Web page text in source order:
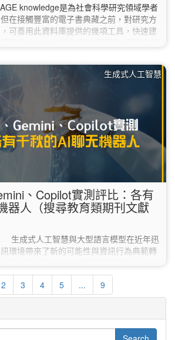
knowledge是為社會科學研究領域學者
在接觸豐富的電子書典藏之前，對研究方
可善用此資料庫提供的幾項工具，快速建
」，接著再點選頁面上方頁籤的
中有四個項目： 第一項：Methods Map
利用broader…
生成式人工智慧
、Copilot實測評比：各有
器人（搜尋教育類期刊文獻
式人工智慧與大型語言模型在近年迅
環境帶來了新的可能性與資訊行為典範轉
Bing Copilot和ChatGPT。以下就
三種生成式人工智慧聊天機器人簡
智慧聊天機器人 簡介 Gemini Gemini為
2 3 4 5 ... 9